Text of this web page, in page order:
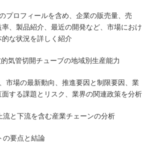
プロフィールを含め、企業の販売量、売
率、製品紹介、最近の開発など、市場におけ
な状況を詳しく紹介
気管切開チューブの地域別生産能力
市場の最新動向、推進要因と制限要因、業
する課題とリスク、業界の関連政策を分析
流と下流を含む産業チェーンの分析
の要点と結論